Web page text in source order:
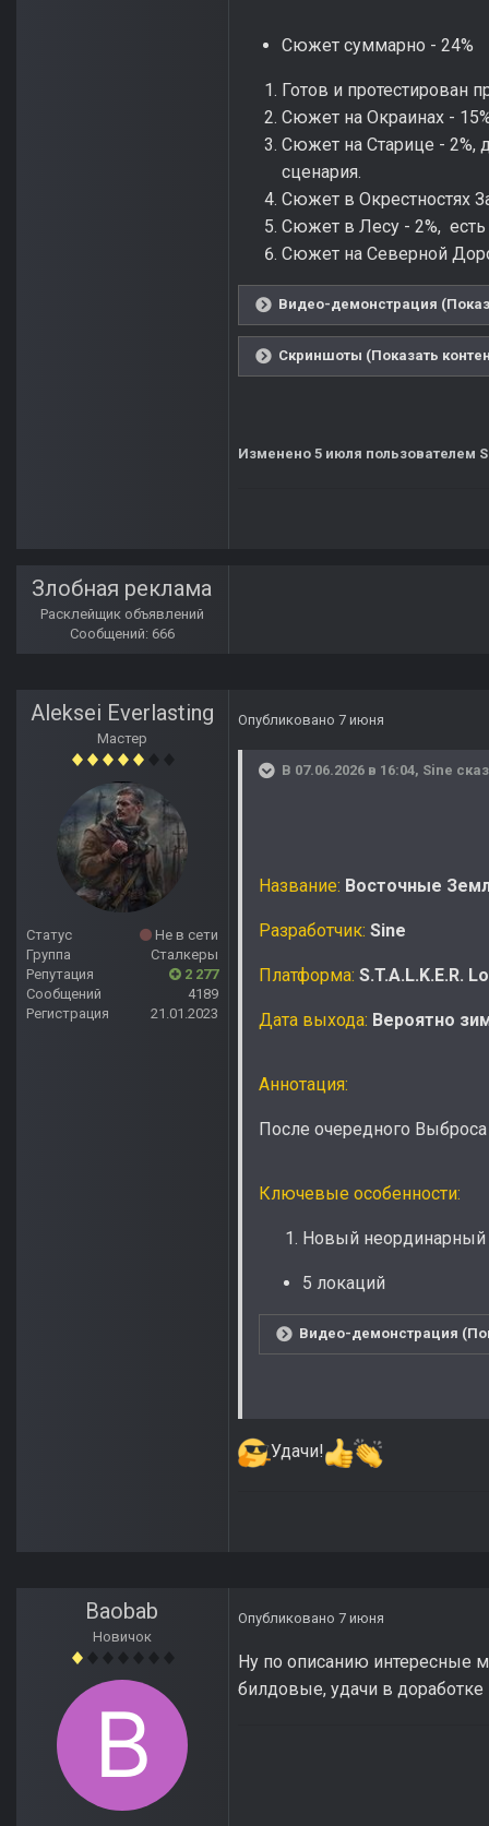
Сюжет суммарно - 24%
Готов и протестирован
Сюжет на Окраинах -
Сюжет на Старице - 2%,
сценария.
Сюжет в Окрестностях
Сюжет в Лесу - 2%, есть
Сюжет на Северной
Видео-демонстрация
Скриншоты (Показать
Изменено 5 июля пользователем
Злобная реклама
Расклейщик объявлений
Сообщений: 666
Aleksei Everlasting
Мастер
Статус
Не в сети
Группа
Сталкеры
Репутация
2 277
Сообщений
4189
Регистрация
21.01.2023
Опубликовано 7 июня
В 07.06.2026 в 16:04, Sine
Название: Восточные
Разработчик: Sine
Платформа: S.T.A.L.K.E.R.
Дата выхода: Вероятно
Аннотация:
После очередного
Ключевые особенности:
Новый
5 локаций
Видео-демонстрация
Удачи!
Baobab
Новичок
Опубликовано 7 июня
Ну по описанию интересные
билдовые, удачи в